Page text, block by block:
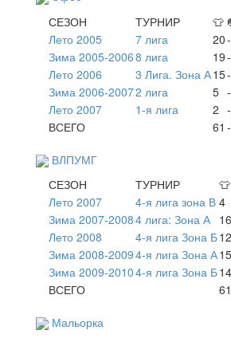
СЕЗОН
ТУРНИР 👕
Лето 2005
7 лига 20
Зима 2005-20068 лига 19
Лето 2006
3 Лига. Зона А15
Зима 2006-20072 лига 5
Лето 2007
1-я лига 2
ВСЕГО
61
ВЛПУМГ
СЕЗОН
ТУРНИР 👕
Лето 2007
4-я лига зона В 4
Зима 2007-20084 лига: Зона А 16
Лето 2008
4-я лига Зона Б12
Зима 2008-20094-я лига Зона А15
Зима 2009-20104-я лига Зона Б14
ВСЕГО
61
Мальорка